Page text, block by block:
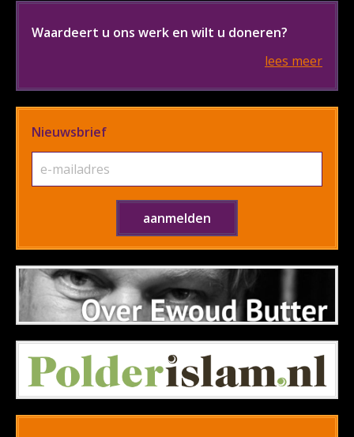
Waardeert u ons werk en wilt u doneren?
lees meer
Nieuwsbrief